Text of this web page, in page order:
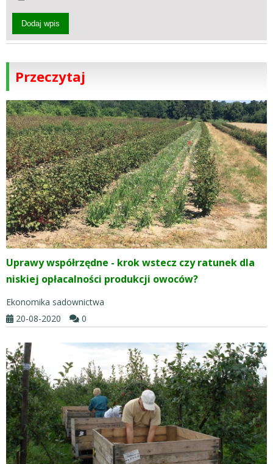
Dodaj wpis
Przeczytaj
Uprawy współrzędne - krok wstecz czy ratunek dla
niskiej opłacalności produkcji owoców?
Ekonomika sadownictwa
20-08-2020
0